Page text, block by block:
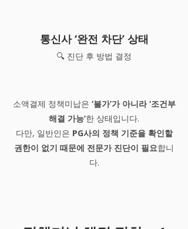
통신사 ‘완전 차단’ 상태
🔍 진단 후 방법 결정
소액결제 정책미납은 ‘불가’가 아니라 ‘조건부
해결 가능’한 상태입니다.
다만, 일반인은 PG사의 정책 기준을 확인할
권한이 없기 때문에 전문가 진단이 필요합니
다.